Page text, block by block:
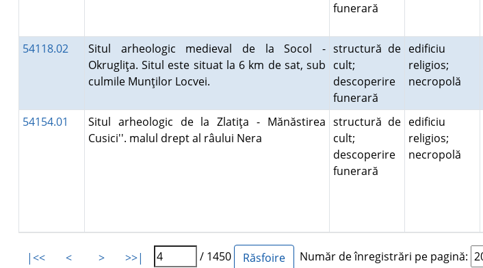
funerară
54118.02
Situl arheologic medieval de la Socol -
Okrugliţa. Situl este situat la 6 km de sat, sub
culmile Munţilor Locvei.
structură de
cult;
descoperire
funerară
edificiu
religios;
necropolă
54154.01
Situl arheologic de la Zlatiţa - Mănăstirea
Cusici''. malul drept al râului Nera
structură de
cult;
descoperire
funerară
edificiu
religios;
necropolă
|<< < > >>| / 1450 Număr de înregistrări pe pagină: